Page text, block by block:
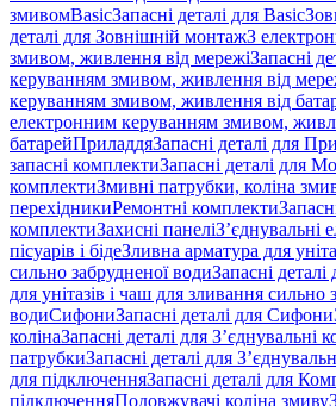
змивомBasicЗапасні деталі для Basic
деталі для Зовнішній монтажЗ
змивом, живлення від мережіЗапасні
керуванням змивом, живлення від
керуванням змивом, живлення від
електронним керуванням змивом,
батарейПриладдяЗапасні деталі для
запасні комплектиЗапасні деталі для
комплектиЗмивні патрубки, коліна
перехідникиРемонтні комплекти
комплектиЗахисні панеліЗ’єднувальні
пісуарів і бідеЗливна арматура для
сильно забрудненої водиЗапасні
для унітазів і чаш для зливання сильно
водиСифониЗапасні деталі для Сифони
колінаЗапасні деталі для З’єднувальні
патрубкиЗапасні деталі для
для підключенняЗапасні деталі для
підключенняПодовжувачі коліна змиву